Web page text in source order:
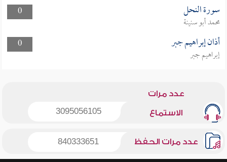
0
سورة النحل
محمد أبو سنينة
0
أذان إبراهيم جبر
إبراهيم جبر
عدد مرات
الاستماع 3095056105
عدد مرات الحفظ 840333651